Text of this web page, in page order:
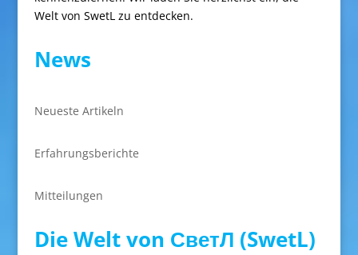
Welt von SwetL zu entdecken.
News
Neueste Artikeln
Erfahrungsberichte
Mitteilungen
Die Welt von СветЛ (SwetL)